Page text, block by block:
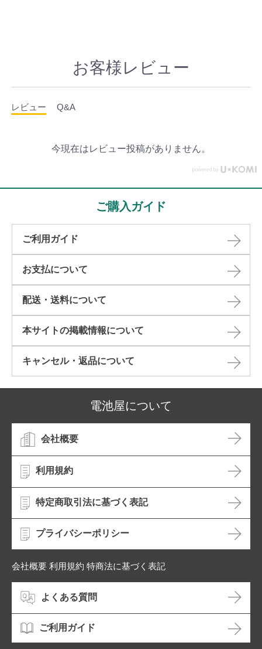
お客様レビュー
レビュー Q&A
今現在はレビュー投稿がありません。
ご購入ガイド
ご利用ガイド
お支払について
配送・送料について
本サイトの掲載情報について​
キャンセル・返品について​
電池屋について
会社概要
利用規約
特定商取引法に基づく表記
プライバシーポリシー
会社概要 利用規約 特商法に基づく表記
よくある質問
ご利用ガイド